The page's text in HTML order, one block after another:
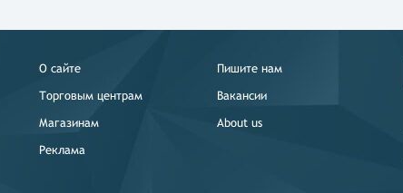
О сайте
Торговым центрам
Магазинам
Реклама
Пишите нам
Вакансии
About us